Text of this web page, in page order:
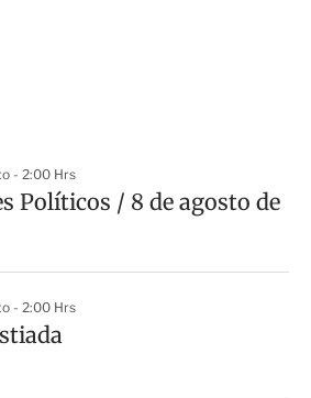
- 2:00 Hrs
Políticos / 8 de agosto de
- 2:00 Hrs